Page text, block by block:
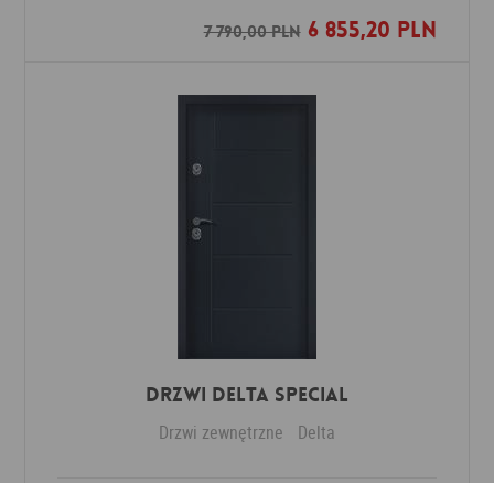
7 790,00 PLN6 855,20 PLN
Dodaj do ulubionych
Drzwi Delta SPECIAL
Drzwi zewnętrzne Delta